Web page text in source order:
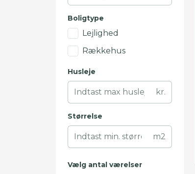
Boligtype
Lejlighed
Rækkehus
Husleje
kr.
Størrelse
m2
Vælg antal værelser